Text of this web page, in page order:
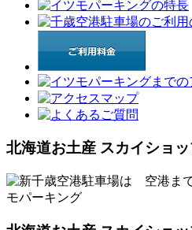
北海道お土産 スカイショ